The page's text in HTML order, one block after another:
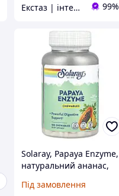
Екстаз | інтернет-магазин 99%
Solaray, Papaya Enzyme,
натуральний ананас,
таблеток
Під замовлення